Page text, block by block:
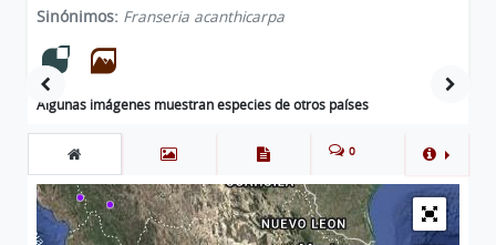
Sinónimos: Franseria acanthicarpa
Algunas imágenes muestran especies de otros países
0